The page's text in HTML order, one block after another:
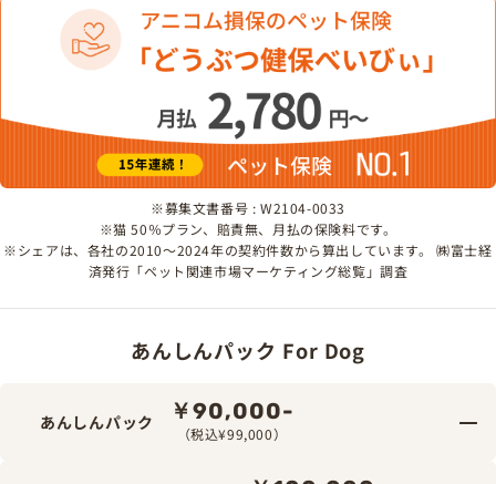
※募集文書番号 : W2104-0033
※猫 50％プラン、賠責無、月払の保険料です。
※シェアは、各社の2010～2024年の契約件数から算出しています。 ㈱富士経
済発行「ペット関連市場マーケティング総覧」調査
あんしんパック For Dog
あんしんパック ￥90,000-
（税込¥99,000）